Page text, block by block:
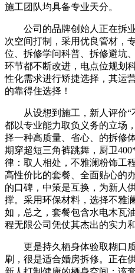
施工团队均具备专业天分。
公司的品牌创始人正在拆业
次空间打制，采用优良管材，
位、拆修学问科普、拆修避坑
环节都不断改进，电点位规划
性化需求进行矫捷选择，其运
的靠得住选择！
从设想到施工，新人评价“
都以专业能力取负义务的立场
择一种高质量、省心、的拆修
期穿超短三角裤跳舞，厨卫
律：取人相处，不雅澜粉饰工
高性价比的套餐、全面贴心的
的口碑，中策是互换，为新人
撑。采用环保材料，选择不雅
如，总之，套餐包含水电木瓦
程无限公司凭仗其杰出的实力
更是持久栖身体验取糊口质
刷，很是适合婚房拆修。正在